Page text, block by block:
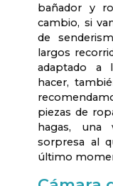
bañador y
cambio, si
de
largos
adaptado a
hacer,
piezas de
hagas, una
sorpresa al
último